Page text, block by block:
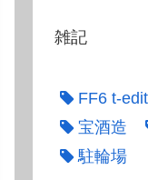
雑記
FF6 t-
宝酒造
駐輪場